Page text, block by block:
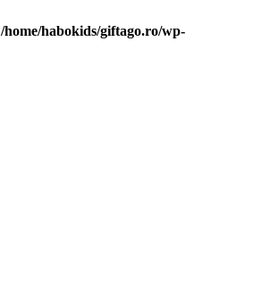
/home/habokids/giftago.ro/wp-